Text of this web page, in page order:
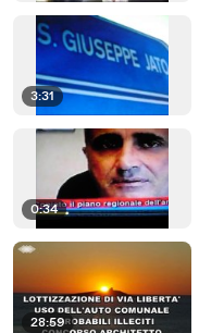
3:31
0:34
28:59